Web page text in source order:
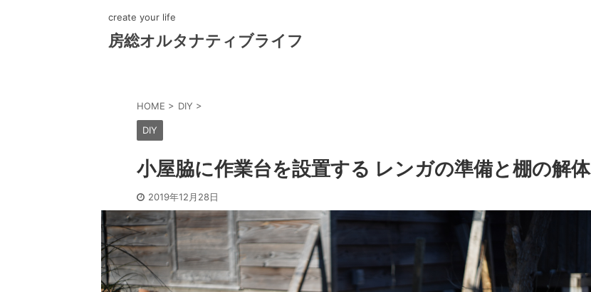
create your life
房総オルタナティブライフ
HOME > DIY >
DIY
小屋脇に作業台を設置する レンガの準備と棚の解体
2019年12月28日